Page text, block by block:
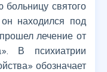
больницу святого
находился под
лечение от
В психиатрии
обозначает